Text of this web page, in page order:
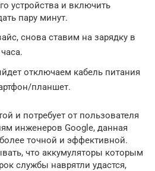
устройства и включить
пару минут.
снова ставим на зарядку в
отключаем кабель питания
планшет.
и потребует от пользователя
инженеров Google, данная
точной и эффективной.
что аккумуляторы которым
службы наврятли удастся,